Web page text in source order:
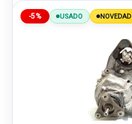
-5% USADO NOVEDAD